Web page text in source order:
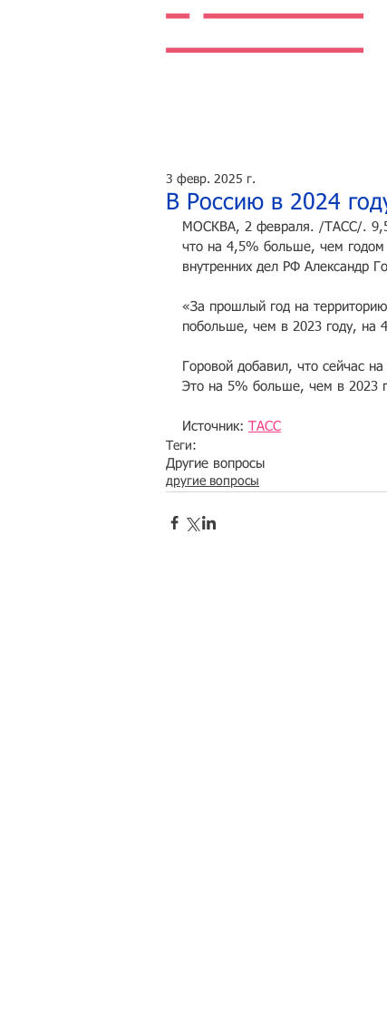
В Россию в 2024
3 февр. 2025 г.
МОСКВА, 2 февраля. /ТАСС/. 9,5
что на 4,5% больше, чем годом
внутренних дел РФ Александр
«За прошлый год на
побольше, чем в 2023 году,
Горовой добавил, что сейчас
Это на 5% больше, чем в 2023
Источник: ТАСС
Теги:
Другие вопросы
другие вопросы